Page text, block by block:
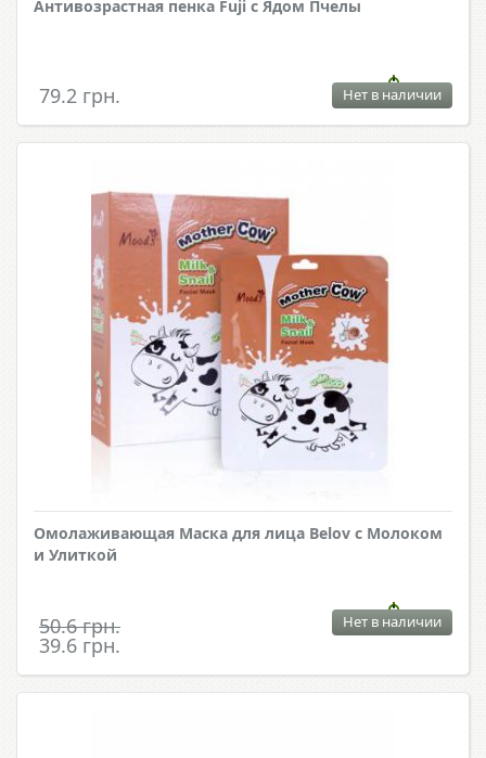
Антивозрастная пенка Fuji с Ядом Пчелы
79.2 грн. Нет в наличии
Омолаживающая Маска для лица Belov с Молоком
и Улиткой
50.6 грн.
39.6 грн.
Нет в наличии